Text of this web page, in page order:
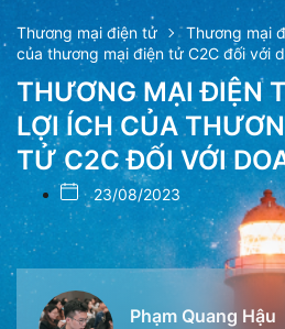
Thương mại điện tử
Thương mại
của thương mại điện tử C2C đối với
THƯƠNG MẠI ĐIỆN
LỢI ÍCH CỦA
TỬ C2C ĐỐI VỚI
23/08/2023
Phạm Quang Hậu